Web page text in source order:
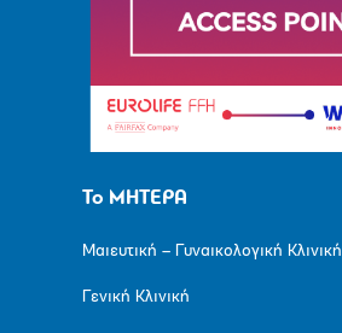
Το ΜΗΤΕΡΑ
Μαιευτική – Γυναικολογική Κλινική
Γενική Κλινική